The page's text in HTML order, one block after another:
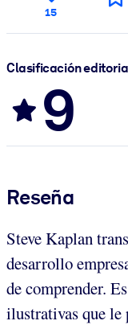
15
Clasificación
9
Reseña
Steve Kaplan
desarrollo
de comprender.
ilustrativas que le